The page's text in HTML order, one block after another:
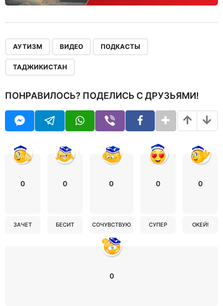
АУТИЗМ ВИДЕО ПОДКАСТЫ
ТАДЖИКИСТАН
ПОНРАВИЛОСЬ? ПОДЕЛИСЬ С ДРУЗЬЯМИ!
0
ЗАЧЕТ
0
БЕСИТ
0
СОЧУВСТВУЮ
0
СУПЕР
0
ОКЕЙ!
0